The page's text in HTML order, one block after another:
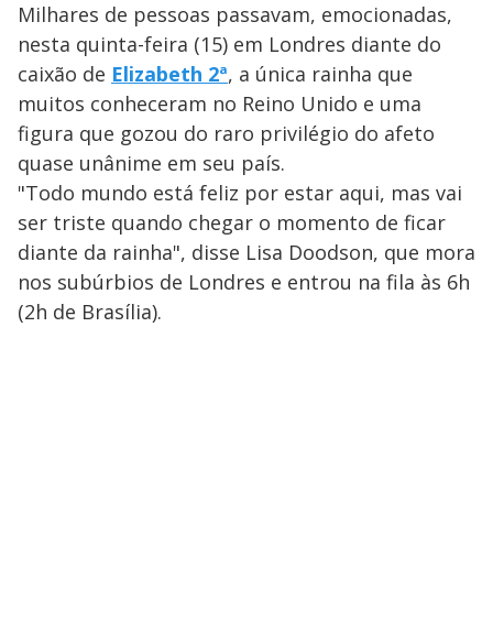
Milhares de pessoas passavam, emocionadas,
nesta quinta-feira (15) em Londres diante do
caixão de Elizabeth 2ª, a única rainha que
muitos conheceram no Reino Unido e uma
figura que gozou do raro privilégio do afeto
quase unânime em seu país.
"Todo mundo está feliz por estar aqui, mas vai
ser triste quando chegar o momento de ficar
diante da rainha", disse Lisa Doodson, que mora
nos subúrbios de Londres e entrou na fila às 6h
(2h de Brasília).